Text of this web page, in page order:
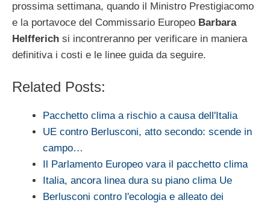
prossima settimana, quando il Ministro Prestigiacomo
e la portavoce del Commissario Europeo Barbara
Helfferich si incontreranno per verificare in maniera
definitiva i costi e le linee guida da seguire.
Related Posts:
Pacchetto clima a rischio a causa dell'Italia
UE contro Berlusconi, atto secondo: scende in
campo…
Il Parlamento Europeo vara il pacchetto clima
Italia, ancora linea dura su piano clima Ue
Berlusconi contro l'ecologia e alleato dei